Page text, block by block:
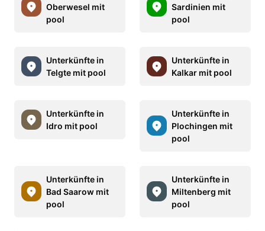
Oberwesel mit
pool
Sardinien mit
pool
Unterkünfte in
Telgte mit pool
Unterkünfte in
Kalkar mit pool
Unterkünfte in
Idro mit pool
Unterkünfte in
Plochingen mit
pool
Unterkünfte in
Bad Saarow mit
pool
Unterkünfte in
Miltenberg mit
pool